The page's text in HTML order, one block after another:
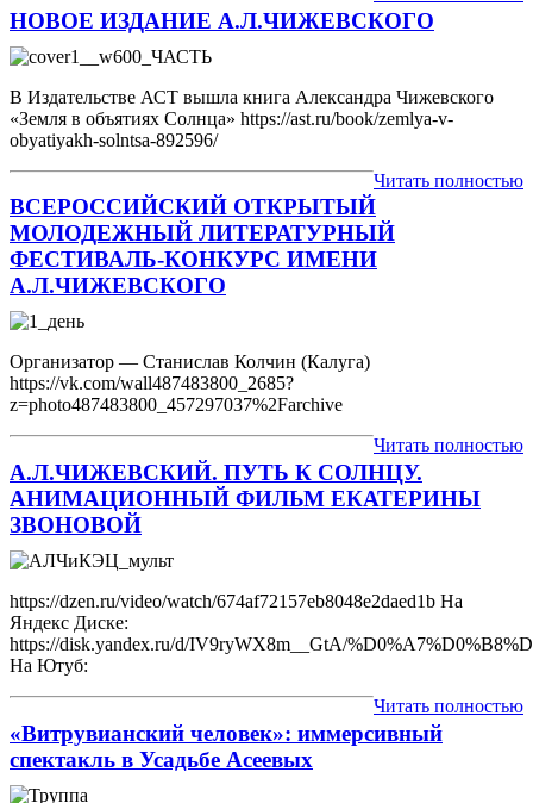
НОВОЕ ИЗДАНИЕ А.Л.ЧИЖЕВСКОГО
В Издательстве АСТ вышла книга Александра Чижевского
«Земля в объятиях Солнца» https://ast.ru/book/zemlya-v-
obyatiyakh-solntsa-892596/
Читать полностью
ВСЕРОССИЙСКИЙ ОТКРЫТЫЙ
МОЛОДЕЖНЫЙ ЛИТЕРАТУРНЫЙ
ФЕСТИВАЛЬ-КОНКУРС ИМЕНИ
А.Л.ЧИЖЕВСКОГО
Организатор — Станислав Колчин (Калуга)
https://vk.com/wall487483800_2685?
z=photo487483800_457297037%2Farchive
Читать полностью
А.Л.ЧИЖЕВСКИЙ. ПУТЬ К СОЛНЦУ.
АНИМАЦИОННЫЙ ФИЛЬМ ЕКАТЕРИНЫ
ЗВОНОВОЙ
https://dzen.ru/video/watch/674af72157eb8048e2daed1b На
Яндекс Диске:
https://disk.yandex.ru/d/IV9ryWX8m__GtA/
На Ютуб:
Читать полностью
«Витрувианский человек»: иммерсивный
спектакль в Усадьбе Асеевых